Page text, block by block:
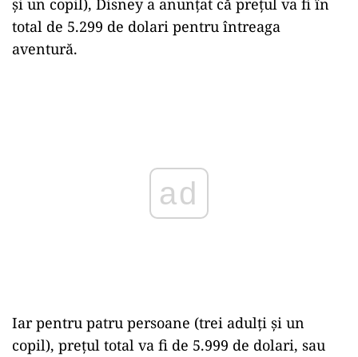
şi un copil), Disney a anunţat că preţul va fi în
total de 5.299 de dolari pentru întreaga
aventură.
ad
Iar pentru patru persoane (trei adulţi şi un
copil), preţul total va fi de 5.999 de dolari, sau